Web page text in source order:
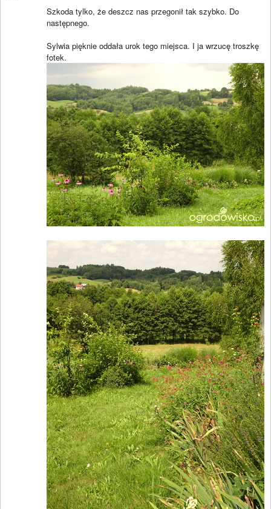
Szkoda tylko, że deszcz nas przegonił tak szybko. Do
następnego.
Sylwia pięknie oddała urok tego miejsca. I ja wrzucę troszkę
fotek.